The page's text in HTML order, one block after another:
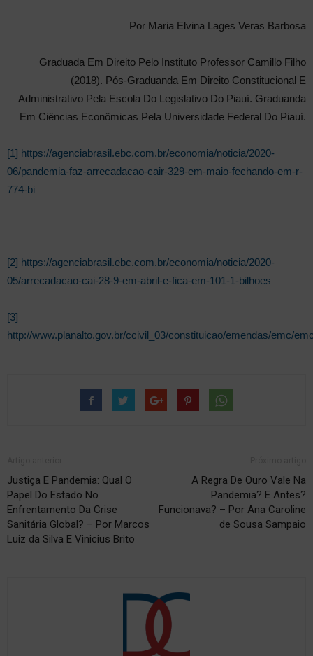
Por Maria Elvina Lages Veras Barbosa
Graduada Em Direito Pelo Instituto Professor Camillo Filho
(2018). Pós-Graduanda Em Direito Constitucional E
Administrativo Pela Escola Do Legislativo Do Piauí. Graduanda
Em Ciências Econômicas Pela Universidade Federal Do Piauí.
[1] https://agenciabrasil.ebc.com.br/economia/noticia/2020-
06/pandemia-faz-arrecadacao-cair-329-em-maio-fechando-em-r-
774-bi
[2] https://agenciabrasil.ebc.com.br/economia/noticia/2020-
05/arrecadacao-cai-28-9-em-abril-e-fica-em-101-1-bilhoes
[3]
http://www.planalto.gov.br/ccivil_03/constituicao/emendas/emc/
Justiça E Pandemia: Qual O
Papel Do Estado No
Enfrentamento Da Crise
Sanitária Global? – Por Marcos
Luiz da Silva E Vinicius Brito
A Regra De Ouro Vale Na
Pandemia? E Antes?
Funcionava? – Por Ana Caroline
de Sousa Sampaio